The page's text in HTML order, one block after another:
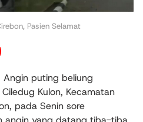
Pasien Selamat
Angin puting beliung
Kulon, Kecamatan
pada Senin sore